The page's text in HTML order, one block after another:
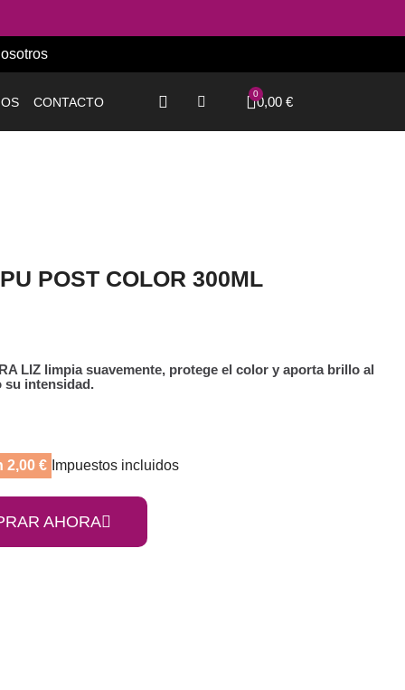
CONTACTO 0,00 €
POST COLOR 300ML
LIZ limpia suavemente, protege el color y aporta brillo al
su intensidad.
2,00 € Impuestos incluidos
AHORA